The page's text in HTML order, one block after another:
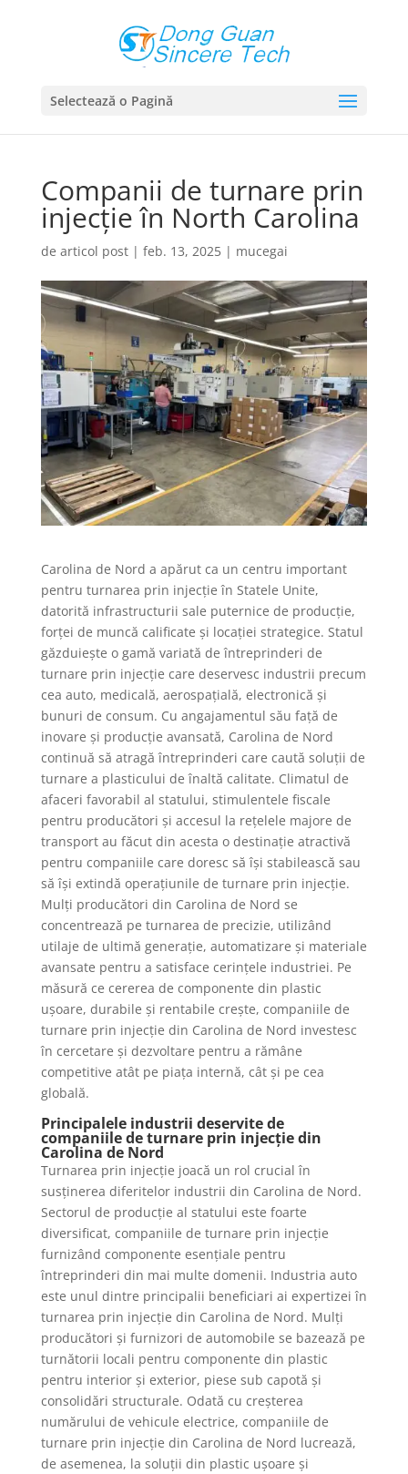
Selectează o Pagină
Companii de turnare prin
injecție în North Carolina
de articol post| feb. 13, 2025| mucegai
Carolina de Nord a apărut ca un centru important
pentru turnarea prin injecție în Statele Unite,
datorită infrastructurii sale puternice de producție,
forței de muncă calificate și locației strategice. Statul
găzduiește o gamă variată de întreprinderi de
turnare prin injecție care deservesc industrii precum
cea auto, medicală, aerospațială, electronică și
bunuri de consum. Cu angajamentul său față de
inovare și producție avansată, Carolina de Nord
continuă să atragă întreprinderi care caută soluții de
turnare a plasticului de înaltă calitate. Climatul de
afaceri favorabil al statului, stimulentele fiscale
pentru producători și accesul la rețelele majore de
transport au făcut din acesta o destinație atractivă
pentru companiile care doresc să își stabilească sau
să își extindă operațiunile de turnare prin injecție.
Mulți producători din Carolina de Nord se
concentrează pe turnarea de precizie, utilizând
utilaje de ultimă generație, automatizare și materiale
avansate pentru a satisface cerințele industriei. Pe
măsură ce cererea de componente din plastic
ușoare, durabile și rentabile crește, companiile de
turnare prin injecție din Carolina de Nord investesc
în cercetare și dezvoltare pentru a rămâne
competitive atât pe piața internă, cât și pe cea
globală.
Principalele industrii deservite de
companiile de turnare prin injecție din
Carolina de Nord
Turnarea prin injecție joacă un rol crucial în
susținerea diferitelor industrii din Carolina de Nord.
Sectorul de producție al statului este foarte
diversificat, companiile de turnare prin injecție
furnizând componente esențiale pentru
întreprinderi din mai multe domenii. Industria auto
este unul dintre principalii beneficiari ai expertizei în
turnarea prin injecție din Carolina de Nord. Mulți
producători și furnizori de automobile se bazează pe
turnătorii locali pentru componente din plastic
pentru interior și exterior, piese sub capotă și
consolidări structurale. Odată cu creșterea
numărului de vehicule electrice, companiile de
turnare prin injecție din Carolina de Nord lucrează,
de asemenea, la soluții din plastic ușoare și